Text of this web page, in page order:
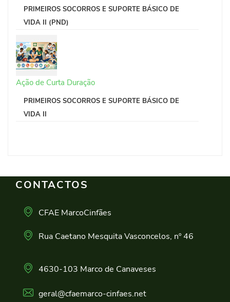
PRIMEIROS SOCORROS E SUPORTE BÁSICO DE
VIDA II (PND)
Ação de Curta Duração
PRIMEIROS SOCORROS E SUPORTE BÁSICO DE
VIDA II
CONTACTOS
CFAE MarcoCinfães
Rua Caetano Mesquita Vasconcelos, nº 46
4630-103 Marco de Canaveses
geral@cfaemarco-cinfaes.net